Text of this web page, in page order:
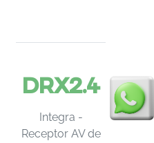
DRX2.4
Integra -
Receptor AV de